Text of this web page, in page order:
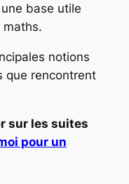
base utile
maths.
notions
que rencontrent
sur les suites
pour un